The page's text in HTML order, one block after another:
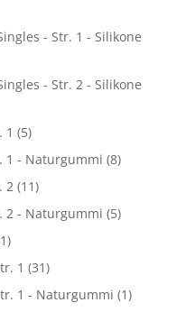
- Str. 1 - Silikone
- Str. 2 - Silikone
1 (5)
1 - Naturgummi (8)
2 (11)
2 - Naturgummi (5)
1 (31)
1 - Naturgummi (1)